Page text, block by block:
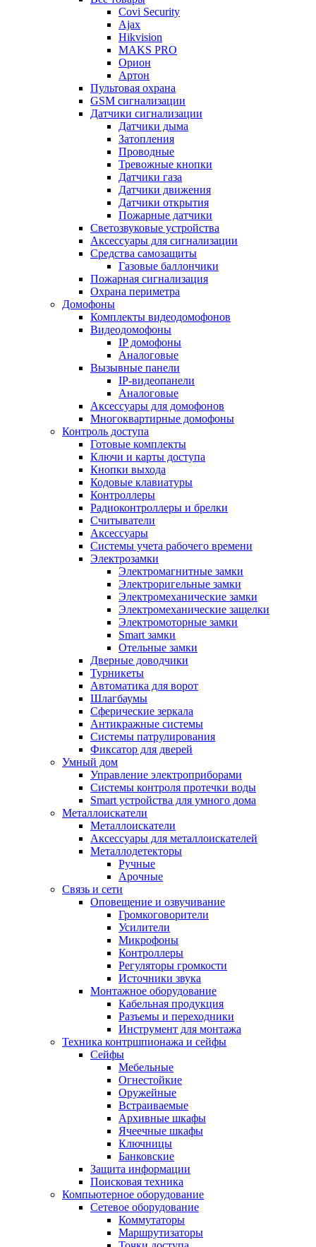
Covi Security
Ajax
Hikvision
MAKS PRO
Орион
Артон
Пультовая охрана
GSM сигнализации
Датчики сигнализации
Датчики дыма
Затопления
Проводные
Тревожные кнопки
Датчики газа
Датчики движения
Датчики открытия
Пожарные датчики
Светозвуковые устройства
Аксессуары для сигнализации
Средства самозащиты
Газовые баллончики
Пожарная сигнализация
Охрана периметра
Домофоны
Комплекты видеодомофонов
Видеодомофоны
IP домофоны
Аналоговые
Вызывные панели
IP-видеопанели
Аналоговые
Аксессуары для домофонов
Многоквартирные домофоны
Контроль доступа
Готовые комплекты
Ключи и карты доступа
Кнопки выхода
Кодовые клавиатуры
Контроллеры
Радиоконтроллеры и брелки
Считыватели
Аксессуары
Системы учета рабочего времени
Электрозамки
Электромагнитные замки
Электроригельные замки
Электромеханические замки
Электромеханические защелки
Электромоторные замки
Smart замки
Отельные замки
Дверные доводчики
Турникеты
Автоматика для ворот
Шлагбаумы
Сферические зеркала
Антикражные системы
Системы патрулирования
Фиксатор для дверей
Умный дом
Управление электроприборами
Системы контроля протечки воды
Smart устройства для умного дома
Металлоискатели
Металлоискатели
Аксессуары для металлоискателей
Металлодетекторы
Ручные
Арочные
Связь и сети
Оповещение и озвучивание
Громкоговорители
Усилители
Микрофоны
Контроллеры
Регуляторы громкости
Источники звука
Монтажное оборудование
Кабельная продукция
Разъемы и переходники
Инструмент для монтажа
Техника контршпионажа и сейфы
Сейфы
Мебельные
Огнестойкие
Оружейные
Встраиваемые
Архивные шкафы
Ячеечные шкафы
Ключницы
Банковские
Защита информации
Поисковая техника
Компьютерное оборудование
Сетевое оборудование
Коммутаторы
Маршрутизаторы